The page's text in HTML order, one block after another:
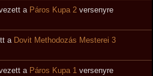
a Páros Kupa 2 versenyre
a Dovit Methodozás Mesterei 3
a Páros Kupa 1 versenyre